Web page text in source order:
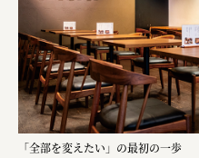
「全部を変えたい」の最初の一歩